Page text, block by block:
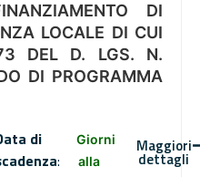
DI
LOCALE DI CUI
DEL D. LGS. N.
DI PROGRAMMA
di
:
Giorni
alla
Maggiori
dettagli